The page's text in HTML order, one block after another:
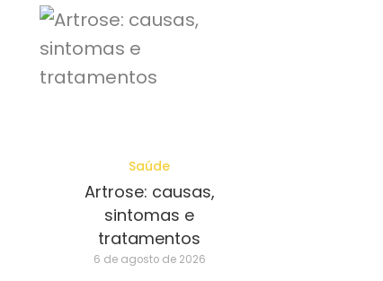
Saúde
Artrose: causas,
sintomas e
tratamentos
6 de agosto de 2026